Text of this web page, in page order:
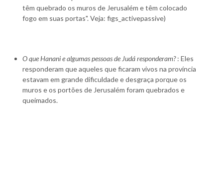
têm quebrado os muros de Jerusalém e têm colocado
fogo em suas portas". Veja: figs_activepassive)
O que Hanani e algumas pessoas de Judá responderam?: Eles
responderam que aqueles que ficaram vivos na província
estavam em grande dificuldade e desgraça porque os
muros e os portões de Jerusalém foram quebrados e
queimados.